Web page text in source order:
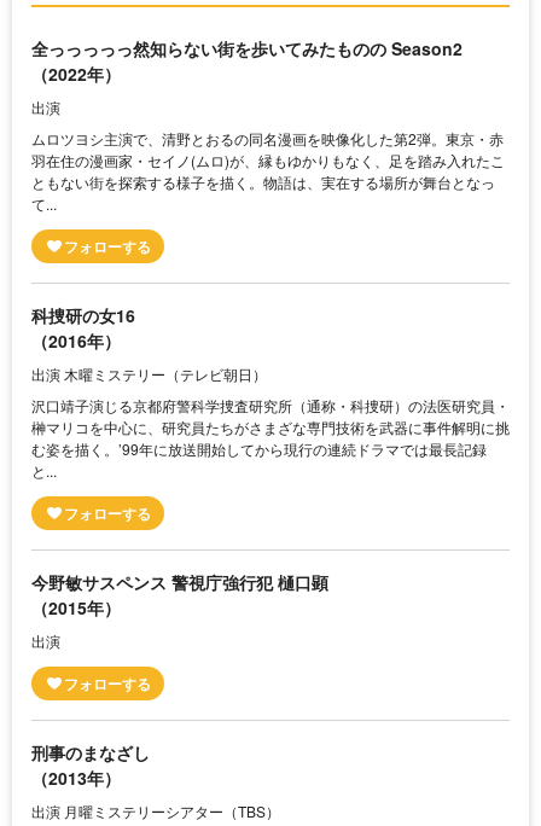
全っっっっっ然知らない街を歩いてみたものの Season2
（2022年）
出演
ムロツヨシ主演で、清野とおるの同名漫画を映像化した第2弾。東京・赤
羽在住の漫画家・セイノ(ムロ)が、縁もゆかりもなく、足を踏み入れたこ
ともない街を探索する様子を描く。物語は、実在する場所が舞台となっ
て...
科捜研の女16
（2016年）
出演 木曜ミステリー（テレビ朝日）
沢口靖子演じる京都府警科学捜査研究所（通称・科捜研）の法医研究員・
榊マリコを中心に、研究員たちがさまざな専門技術を武器に事件解明に挑
む姿を描く。’99年に放送開始してから現行の連続ドラマでは最長記録
と...
今野敏サスペンス 警視庁強行犯 樋口顕
（2015年）
出演
刑事のまなざし
（2013年）
出演 月曜ミステリーシアター（TBS）